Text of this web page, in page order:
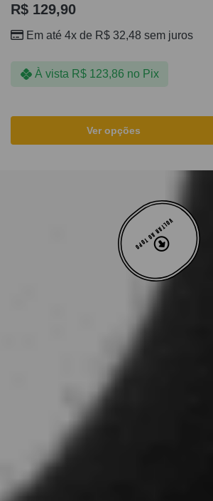
R$ 129,90
Em até 4x de R$ 32,48 sem juros
À vista R$123,86 no Pix
Ver opções
VOLTAR AO TOPO